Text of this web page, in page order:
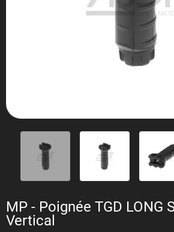
MP - Poignée TGD LONG
Vertical